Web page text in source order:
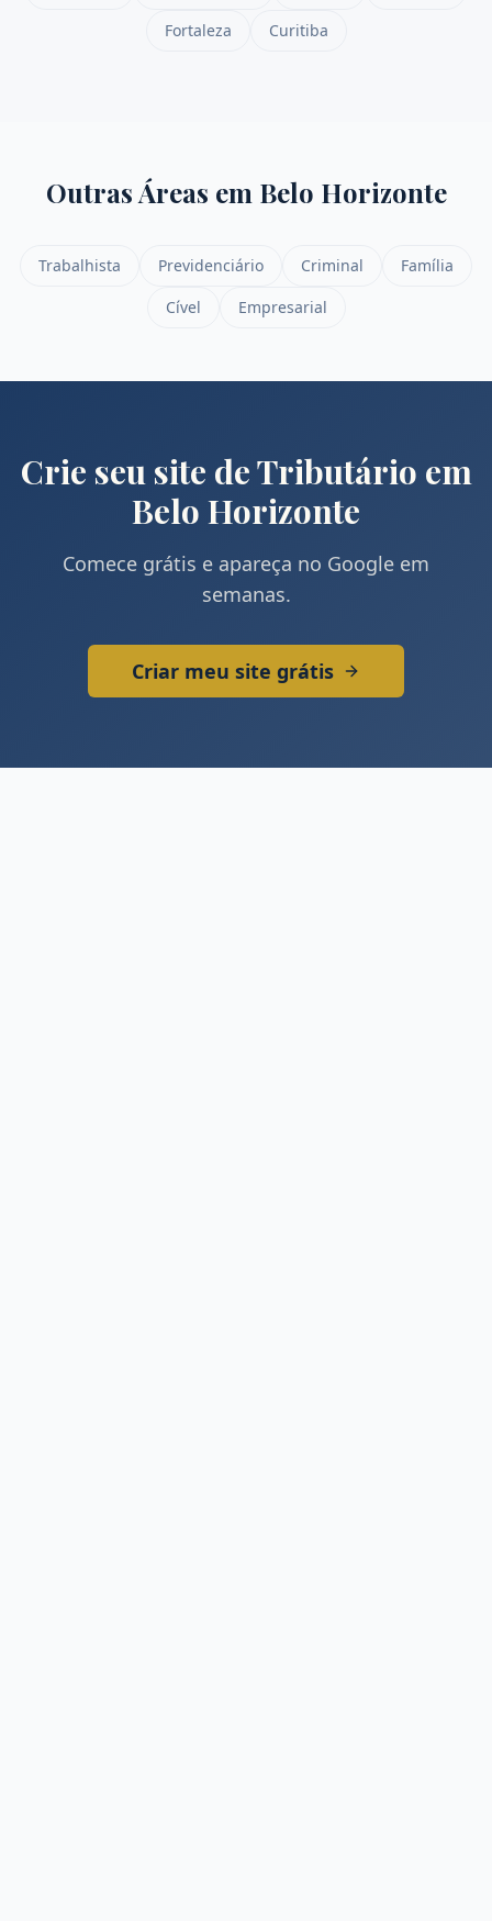
Fortaleza
Curitiba
Outras Áreas em Belo Horizonte
Trabalhista Previdenciário Criminal
Família
Cível
Empresarial
Crie seu site deTributário em
Belo Horizonte
Comece grátis e apareça no Google em
semanas.
Criar meu site grátis